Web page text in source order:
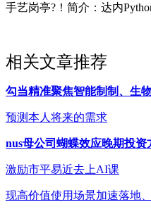
手艺岗亭?！简介：达内
相关文章推荐
勾当精准聚焦智能制制、生
预测本人将来的需求
nus母公司蝴蝶效应晚期投资
激励市平易近去上AI课
现高价值使用场景加速落地